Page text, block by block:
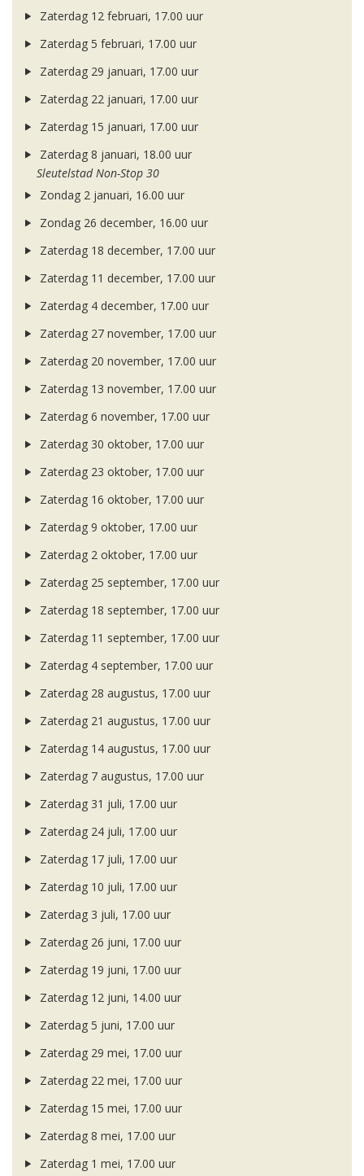
Zaterdag 12 februari, 17.00 uur
Zaterdag 5 februari, 17.00 uur
Zaterdag 29 januari, 17.00 uur
Zaterdag 22 januari, 17.00 uur
Zaterdag 15 januari, 17.00 uur
Zaterdag 8 januari, 18.00 uur
Sleutelstad Non-Stop 30
Zondag 2 januari, 16.00 uur
Zondag 26 december, 16.00 uur
Zaterdag 18 december, 17.00 uur
Zaterdag 11 december, 17.00 uur
Zaterdag 4 december, 17.00 uur
Zaterdag 27 november, 17.00 uur
Zaterdag 20 november, 17.00 uur
Zaterdag 13 november, 17.00 uur
Zaterdag 6 november, 17.00 uur
Zaterdag 30 oktober, 17.00 uur
Zaterdag 23 oktober, 17.00 uur
Zaterdag 16 oktober, 17.00 uur
Zaterdag 9 oktober, 17.00 uur
Zaterdag 2 oktober, 17.00 uur
Zaterdag 25 september, 17.00 uur
Zaterdag 18 september, 17.00 uur
Zaterdag 11 september, 17.00 uur
Zaterdag 4 september, 17.00 uur
Zaterdag 28 augustus, 17.00 uur
Zaterdag 21 augustus, 17.00 uur
Zaterdag 14 augustus, 17.00 uur
Zaterdag 7 augustus, 17.00 uur
Zaterdag 31 juli, 17.00 uur
Zaterdag 24 juli, 17.00 uur
Zaterdag 17 juli, 17.00 uur
Zaterdag 10 juli, 17.00 uur
Zaterdag 3 juli, 17.00 uur
Zaterdag 26 juni, 17.00 uur
Zaterdag 19 juni, 17.00 uur
Zaterdag 12 juni, 14.00 uur
Zaterdag 5 juni, 17.00 uur
Zaterdag 29 mei, 17.00 uur
Zaterdag 22 mei, 17.00 uur
Zaterdag 15 mei, 17.00 uur
Zaterdag 8 mei, 17.00 uur
Zaterdag 1 mei, 17.00 uur